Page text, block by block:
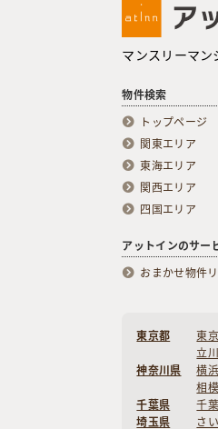
マンスリーマン
物件検索
トップページ
関東エリア
東海エリア
関西エリア
四国エリア
アットインのサー
おまかせ物件
東京都 東
立
神奈川県
横
相
千葉県
千
埼玉県
さ